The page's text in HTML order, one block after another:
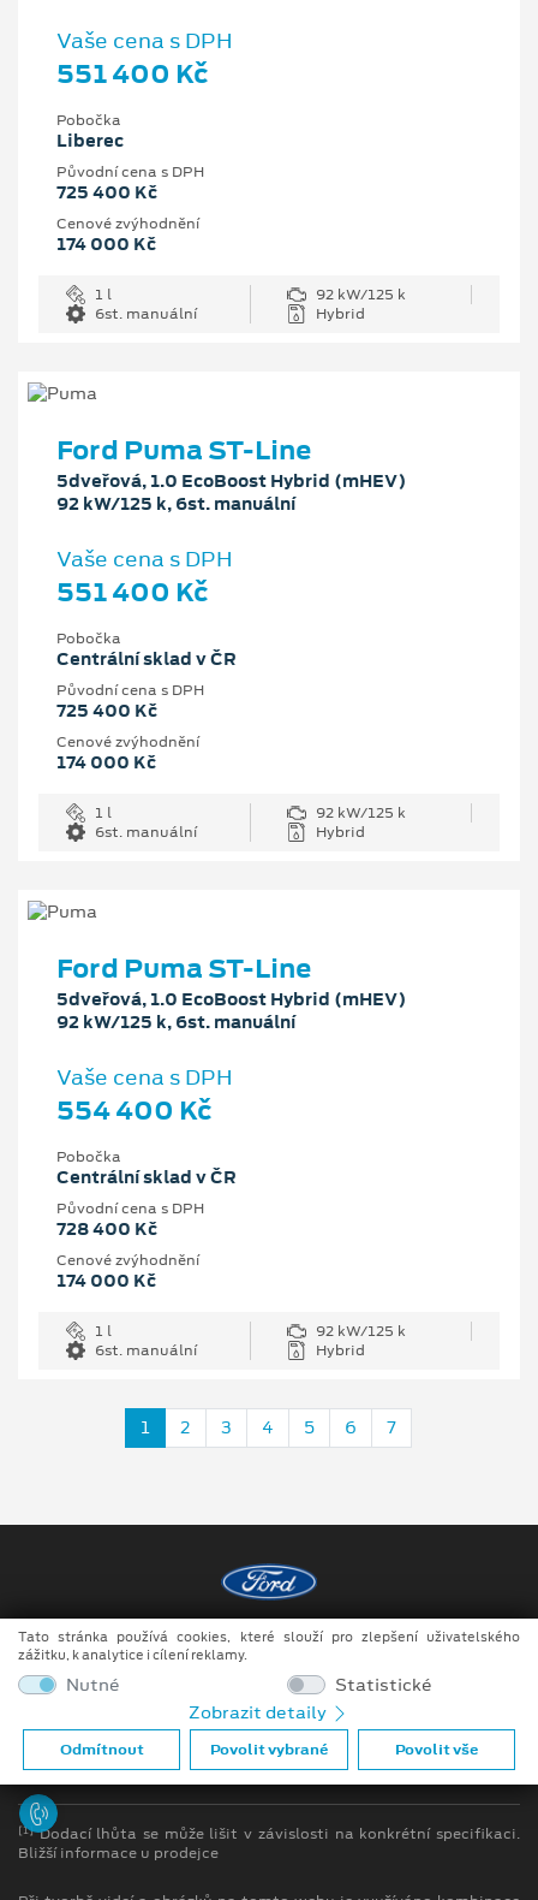
Vaše cena s DPH
551 400 Kč
Pobočka
Liberec
Původní cena s DPH
725 400 Kč
Cenové zvýhodnění
174 000 Kč
1 l
92 kW/125 k
6st. manuální
Hybrid
Ford Puma ST-Line
5dveřová, 1.0 EcoBoost Hybrid (mHEV)
92 kW/125 k, 6st. manuální
Vaše cena s DPH
551 400 Kč
Pobočka
Centrální sklad v ČR
Původní cena s DPH
725 400 Kč
Cenové zvýhodnění
174 000 Kč
1 l
92 kW/125 k
6st. manuální
Hybrid
Ford Puma ST-Line
5dveřová, 1.0 EcoBoost Hybrid (mHEV)
92 kW/125 k, 6st. manuální
Vaše cena s DPH
554 400 Kč
Pobočka
Centrální sklad v ČR
Původní cena s DPH
728 400 Kč
Cenové zvýhodnění
174 000 Kč
1 l
92 kW/125 k
6st. manuální
Hybrid
1 2 3 4 5 6 7
Copyright ©2026 DOKAR, spol. s r.o.
Obchodní podmínky
Ochrana osobních údajů
Prohlášení o zpracování údajů konečných zákazníků
[1]Dodací lhůta se může lišit v závislosti na konkrétní specifikaci.
Bližší informace u prodejce
Tato stránka používá cookies, které slouží pro zlepšení uživatelského
zážitku, k analytice i cílení reklamy.
Nutné
Statistické
Zobrazit detaily
Odmítnout Povolit vybrané Povolit vše